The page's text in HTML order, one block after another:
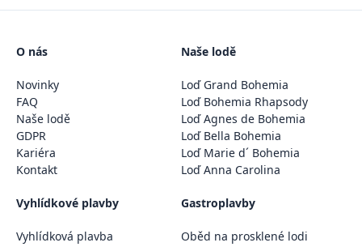
O nás
Novinky
FAQ
Naše lodě
GDPR
Kariéra
Kontakt
Naše lodě
Loď Grand Bohemia
Loď Bohemia Rhapsody
Loď Agnes de Bohemia
Loď Bella Bohemia
Loď Marie d´ Bohemia
Loď Anna Carolina
Vyhlídkové plavby
Vyhlídková plavba
Gastroplavby
Oběd na prosklené lodi